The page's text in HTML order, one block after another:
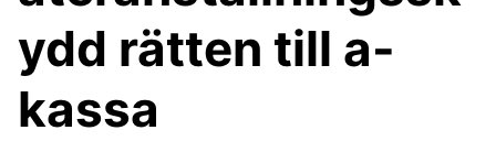
ydd rätten till a-
kassa